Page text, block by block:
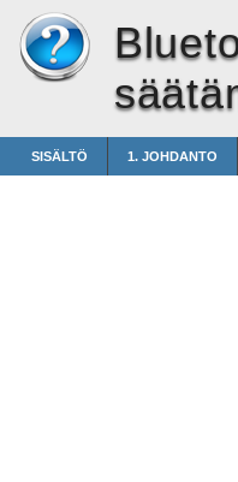
SISÄLTÖ 1. JOHDANTO